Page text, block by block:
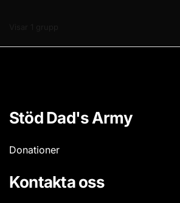
Stöd Dad's Army
Donationer
Kontakta oss